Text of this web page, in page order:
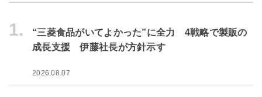
1.
“三菱食品がいてよかった”に全力 4戦略で製販の
成長支援 伊藤社長が方針示す
2026.08.07